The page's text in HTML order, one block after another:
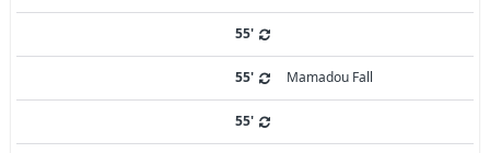
55'
55' Mamadou Fall
55'